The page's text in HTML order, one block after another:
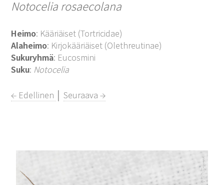
Notocelia rosaecolana
Heimo: Kääriäiset (Tortricidae)
Alaheimo: Kirjokääriäiset (Olethreutinae)
Sukuryhmä: Eucosmini
Suku: Notocelia
← Edellinen │Seuraava →